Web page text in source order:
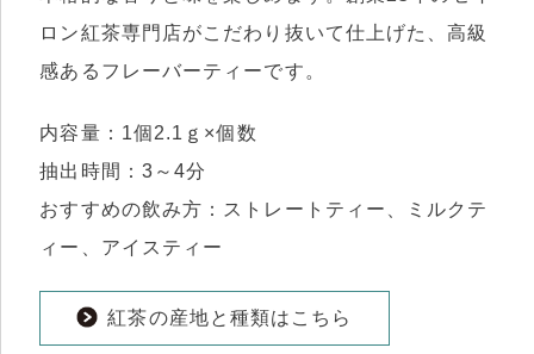
ロン紅茶専門店がこだわり抜いて仕上げた、高級
感あるフレーバーティーです。
内容量：1個2.1ｇ×個数
抽出時間：3～4分
おすすめの飲み方：ストレートティー、ミルクテ
ィー、アイスティー
紅茶の産地と種類はこちら